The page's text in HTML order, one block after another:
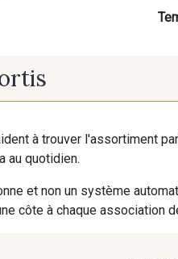
à trouver l'assortiment
au quotidien.
et non un système
côte à chaque